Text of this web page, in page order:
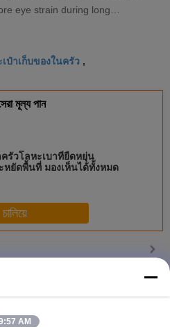
eye strain during long
dial in the IPD correctly. The
is smooth, and finding that
all the difference. No more eye
sessions. Highly recommend
adjustment is smooth, and
spot makes all the difference.
the time to set it up
4's visual clarity is fantastic
and finding that sweet spot
No more eye strain
เป๋าเก็บของในครัว ,
মূল্য পান
ครัวโลหะเบาที่ยืดหยุ่น
หยัดพื้นที่ มองเห็นได้ทั้งหมด
চালিয়ে
AM